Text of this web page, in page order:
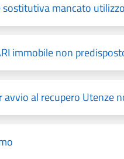
sostitutiva mancato utilizzo
immobile non
avvio al recupero Utenze